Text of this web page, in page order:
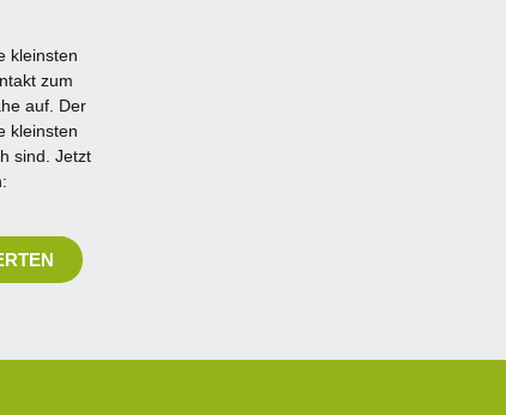
kleinsten
zum
auf. Der
kleinsten
sind. Jetzt